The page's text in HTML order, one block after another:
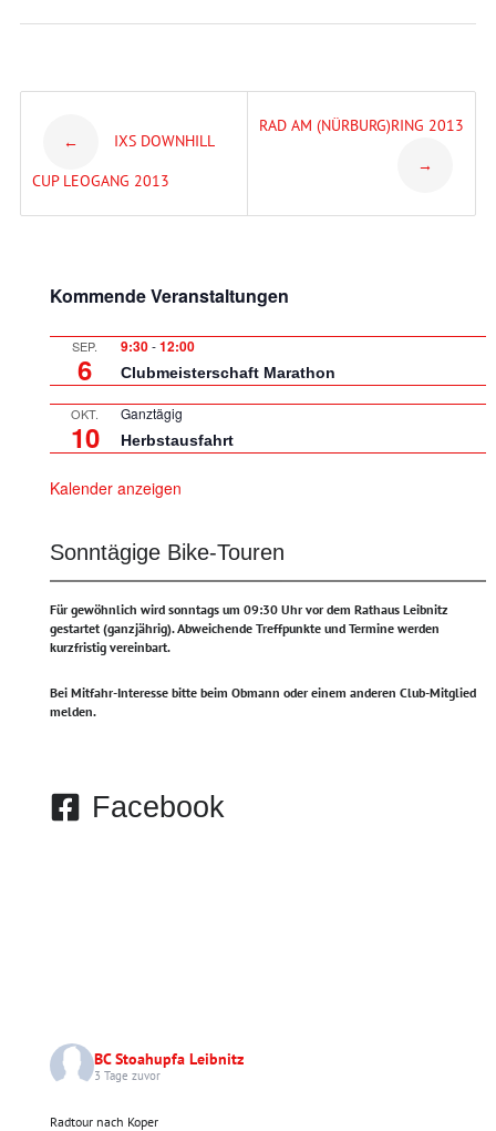
navigation
← IXS DOWNHILL
CUP LEOGANG 2013
RAD AM (NÜRBURG)RING 2013
→
Kommende Veranstaltungen
SEP.
6
9:30-12:00
Clubmeisterschaft Marathon
OKT.
10
Ganztägig
Herbstausfahrt
Kalender anzeigen
Sonntägige Bike-Touren
Für gewöhnlich wird sonntags um 09:30 Uhr vor dem Rathaus Leibnitz
gestartet (ganzjährig).Abweichende Treffpunkte und Termine werden
kurzfristig vereinbart.
Bei Mitfahr-Interesse bitte beim Obmann oder einem anderen Club-Mitglied
melden.
Facebook
BC Stoahupfa Leibnitz
3 Tage zuvor
Radtour nach Koper